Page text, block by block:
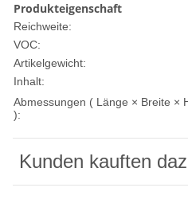
Produkteigenschaft
Reichweite:
VOC:
Artikelgewicht:
Inhalt:
Abmessungen ( Länge × Breite ×
):
Kunden kauften